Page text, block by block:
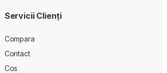
Servicii Clienţi
Compara
Contact
Cos